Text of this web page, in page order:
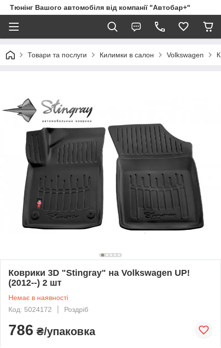
Тюнінг Вашого автомобіля від компанії "Автобар+"
Товари та послуги Килимки в салон Volkswagen
Коврики 3D "Stingray" на Volkswagen UP!
(2012--) 2 шт
Немає в наявності
Код: 5024172
Роздріб
786 ₴/упаковка